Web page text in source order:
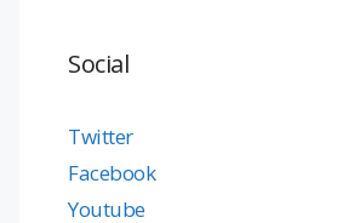
Social
Twitter
Facebook
Youtube